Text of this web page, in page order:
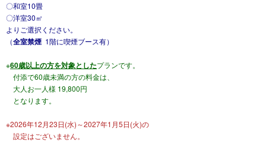
〇和室10畳
〇洋室30㎡
よりご選択ください。
（全室禁煙 1階に喫煙ブース有）
※60歳以上の方を対象としたプランです。
付添で60歳未満の方の料金は、
大人お一人様 19,800円
となります。
※2026年12月23日(水)～2027年1月5日(火)の
設定はございません。